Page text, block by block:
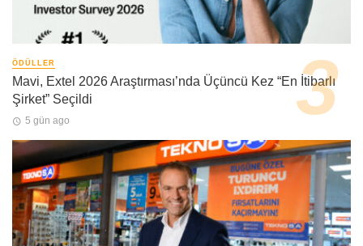
ÖDÜLLER
Mavi, Extel 2026 Araştırması’nda Üçüncü Kez “En İtibarlı
Şirket” Seçildi
5 gün ago